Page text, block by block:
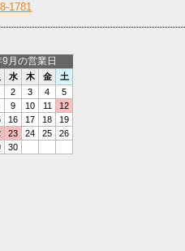
1781
月の営業日
水 木 金
土
2 3 4
5
9 10 11
12
16 17 18
19
23 24 25
26
30